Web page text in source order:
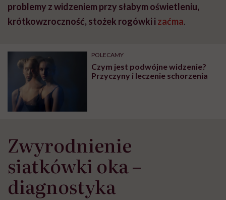
problemy z widzeniem przy słabym oświetleniu,
krótkowzroczność, stożek rogówki i zaćma.
POLECAMY
Czym jest podwójne widzenie?
Przyczyny i leczenie schorzenia
Zwyrodnienie
siatkówki oka –
diagnostyka